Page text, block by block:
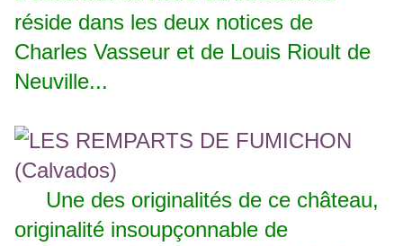
réside dans les deux notices de
Charles Vasseur et de Louis Rioult de
Neuville...
Une des originalités de ce château,
originalité insoupçonnable de